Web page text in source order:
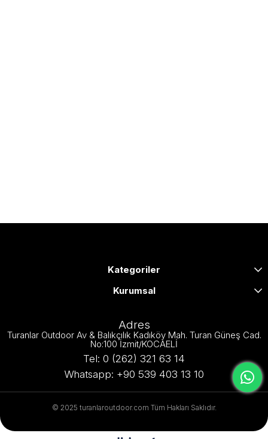
Kategoriler
Kurumsal
Adres
Turanlar Outdoor Av & Balıkçılık Kadıköy Mah. Turan Güneş Cad.
No:100 İzmit/KOCAELİ
Tel: 0 (262) 321 63 14
Whatsapp: +90 539 403 13 10
© 2025 turanlaroutdoor.com Tüm Hakları Saklıdır.